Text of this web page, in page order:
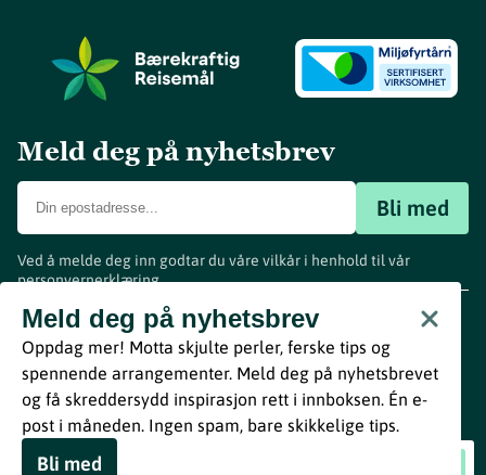
Seim og Hatli i Bruddet
Meld deg på nyhetsbrev
Bli med
Ved å melde deg inn godtar du våre vilkår i henhold til vår
personvernerklæring.
Meld deg på nyhetsbrev
Oppdag mer! Motta skjulte perler, ferske tips og
spennende arrangementer. Meld deg på nyhetsbrevet
og få skreddersydd inspirasjon rett i innboksen. Én e-
post i måneden. Ingen spam, bare skikkelige tips.
Bli med
www.visitvestfold.com
Turistinformasjon
Vestfold Fylkeskommune
ByBreakfast